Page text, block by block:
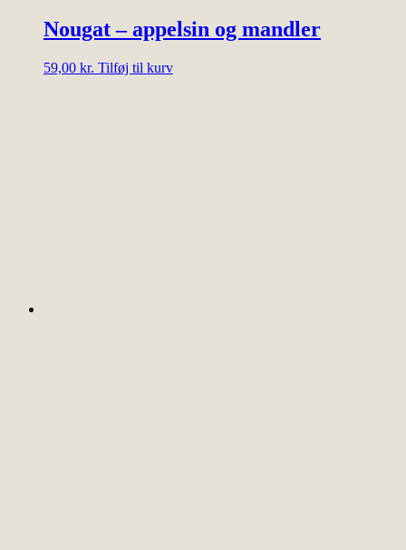
Nougat – appelsin og mandler
59,00 kr. Tilføj til kurv